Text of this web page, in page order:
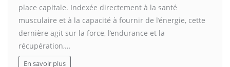
place capitale. Indexée directement à la santé
musculaire et à la capacité à fournir de l’énergie, cette
dernière agit sur la force, l’endurance et la
récupération,…
En savoir plus